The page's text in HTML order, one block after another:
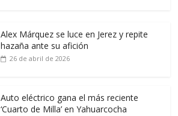
Alex Márquez se luce en Jerez y repite
hazaña ante su afición
26 de abril de 2026
Auto eléctrico gana el más reciente
‘Cuarto de Milla’ en Yahuarcocha